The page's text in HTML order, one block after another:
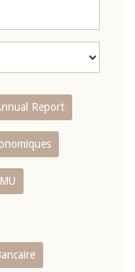
Report